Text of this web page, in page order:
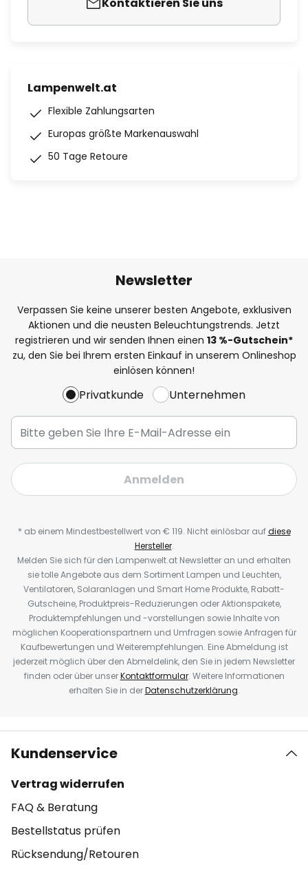
Lampenwelt.at
Flexible Zahlungsarten
Europas größte Markenauswahl
50 Tage Retoure
Newsletter
Verpassen Sie keine unserer besten Angebote, exklusiven
Aktionen und die neusten Beleuchtungstrends. Jetzt
registrieren und wir senden Ihnen einen 13 %-Gutschein*
zu, den Sie bei Ihrem ersten Einkauf in unserem Onlineshop
einlösen können!
Privatkunde Unternehmen
Anmelden
* ab einem Mindestbestellwert von € 119. Nicht einlösbar aufdiese
Hersteller.
Melden Sie sich für den Lampenwelt.at Newsletter an und erhalten
sie tolle Angebote aus dem Sortiment Lampen und Leuchten,
Ventilatoren, Solaranlagen und Smart Home Produkte, Rabatt-
Gutscheine, Produktpreis-Reduzierungen oder Aktionspakete,
Produktempfehlungen und -vorstellungen sowie Inhalte von
möglichen Kooperationspartnern und Umfragen sowie Anfragen für
Kaufbewertungen und Weiterempfehlungen. Eine Abmeldung ist
jederzeit möglich über den Abmeldelink, den Sie in jedem Newsletter
finden oder über unserKontaktformular. Weitere Informationen
erhalten Sie in derDatenschutzerklärung.
Kundenservice
Vertrag widerrufen
FAQ & Beratung
Bestellstatus prüfen
Rücksendung/Retouren